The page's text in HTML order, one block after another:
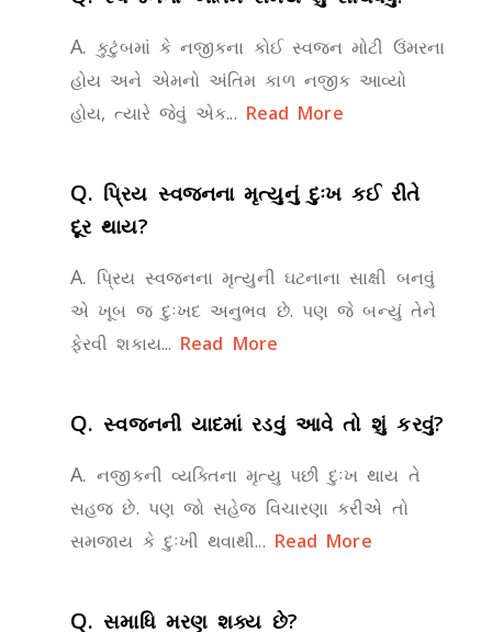
A. કુટુંબમાં કે નજીકના કોઈ સ્વજન મોટી ઉંમરના
હોય અને એમનો અંતિમ કાળ નજીક આવ્યો
હોય, ત્યારે જેવું એક... Read More
Q. પ્રિય સ્વજનના મૃત્યુનું દુઃખ કઈ રીતે
દૂર થાય?
A. પ્રિય સ્વજનના મૃત્યુની ઘટનાના સાક્ષી બનવું
એ ખૂબ જ દુઃખદ અનુભવ છે. પણ જે બન્યું તેને
ફેરવી શકાય... Read More
Q.સ્વજનની યાદમાં રડવું આવે તો શું કરવું?
A.નજીકની વ્યક્તિના મૃત્યુ પછી દુઃખ થાય તે
સહજ છે. પણ જો સહેજ વિચારણા કરીએ તો
સમજાય કે દુઃખી થવાથી... Read More
Q.સમાધિ મરણ શક્ય છે?